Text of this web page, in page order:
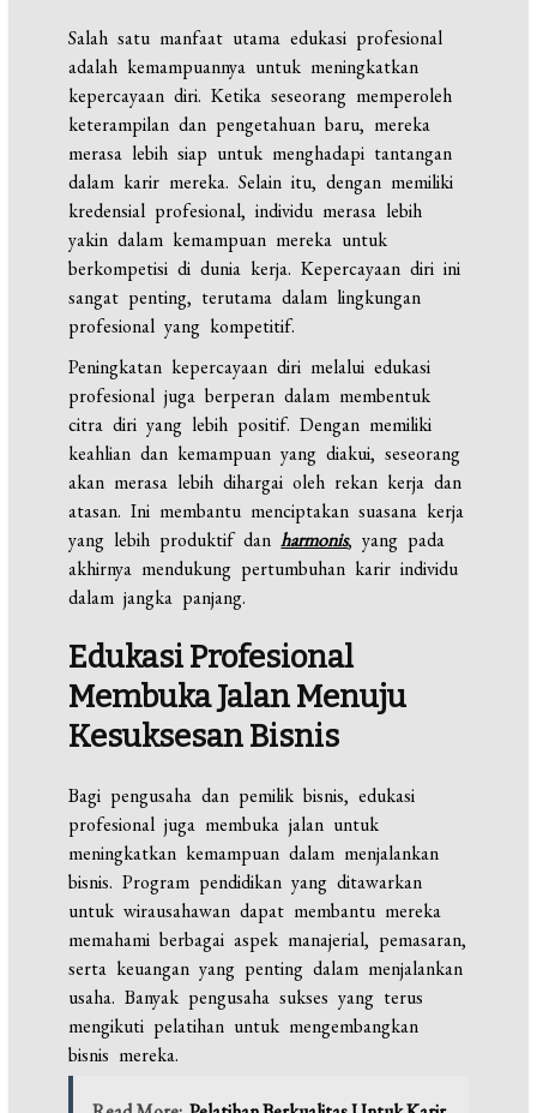
Salah satu manfaat utama edukasi profesional
adalah kemampuannya untuk meningkatkan
kepercayaan diri. Ketika seseorang memperoleh
keterampilan dan pengetahuan baru, mereka
merasa lebih siap untuk menghadapi tantangan
dalam karir mereka. Selain itu, dengan memiliki
kredensial profesional, individu merasa lebih
yakin dalam kemampuan mereka untuk
berkompetisi di dunia kerja. Kepercayaan diri ini
sangat penting, terutama dalam lingkungan
profesional yang kompetitif.
Peningkatan kepercayaan diri melalui edukasi
profesional juga berperan dalam membentuk
citra diri yang lebih positif. Dengan memiliki
keahlian dan kemampuan yang diakui, seseorang
akan merasa lebih dihargai oleh rekan kerja dan
atasan. Ini membantu menciptakan suasana kerja
yang lebih produktif danharmonis, yang pada
akhirnya mendukung pertumbuhan karir individu
dalam jangka panjang.
Edukasi Profesional
Membuka Jalan Menuju
Kesuksesan Bisnis
Bagi pengusaha dan pemilik bisnis, edukasi
profesional juga membuka jalan untuk
meningkatkan kemampuan dalam menjalankan
bisnis. Program pendidikan yang ditawarkan
untuk wirausahawan dapat membantu mereka
memahami berbagai aspek manajerial, pemasaran,
serta keuangan yang penting dalam menjalankan
usaha. Banyak pengusaha sukses yang terus
mengikuti pelatihan untuk mengembangkan
bisnis mereka.